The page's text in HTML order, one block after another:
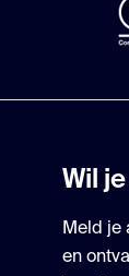
Wil
Meld je
en